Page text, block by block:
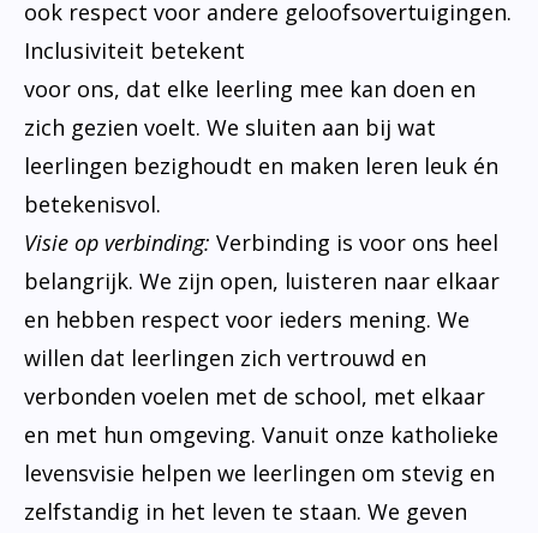
ook respect voor andere geloofsovertuigingen.
Inclusiviteit betekent
voor ons, dat elke leerling mee kan doen en
zich gezien voelt. We sluiten aan bij wat
leerlingen bezighoudt en maken leren leuk én
betekenisvol.
Visie op verbinding: Verbinding is voor ons heel
belangrijk. We zijn open, luisteren naar elkaar
en hebben respect voor ieders mening. We
willen dat leerlingen zich vertrouwd en
verbonden voelen met de school, met elkaar
en met hun omgeving. Vanuit onze katholieke
levensvisie helpen we leerlingen om stevig en
zelfstandig in het leven te staan. We geven